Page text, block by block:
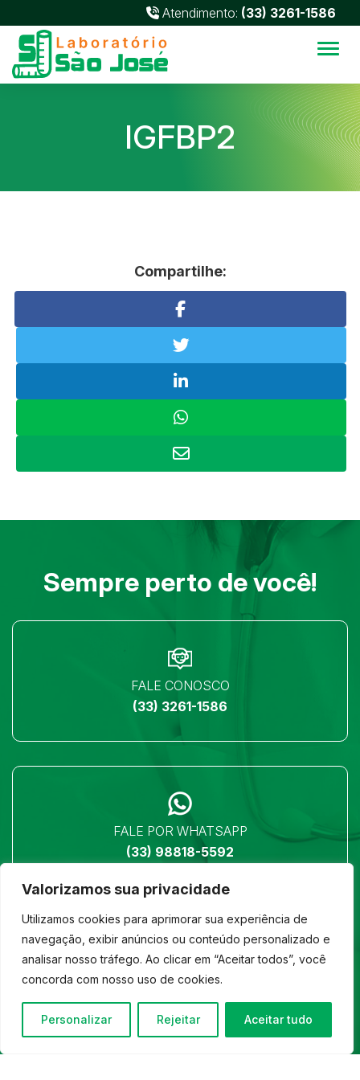
Valorizamos sua privacidade
Utilizamos cookies para aprimorar sua experiência de
navegação, exibir anúncios ou conteúdo personalizado e
analisar nosso tráfego. Ao clicar em “Aceitar todos”, você
concorda com nosso uso de cookies.
Personalizar Rejeitar Aceitar tudo
Atendimento: (33) 3261-1586
IGFBP2
Compartilhe:
Sempre perto de você!
FALE CONOSCO
(33) 3261-1586
FALE POR WHATSAPP
(33) 98818-5592
LOCALIZAÇÃO